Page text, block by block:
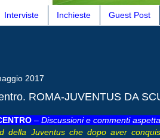
Interviste Inchieste Guest Post
2017
ROMA-JUVENTUS DA
– Discussioni e commenti
della Juventus che dopo aver